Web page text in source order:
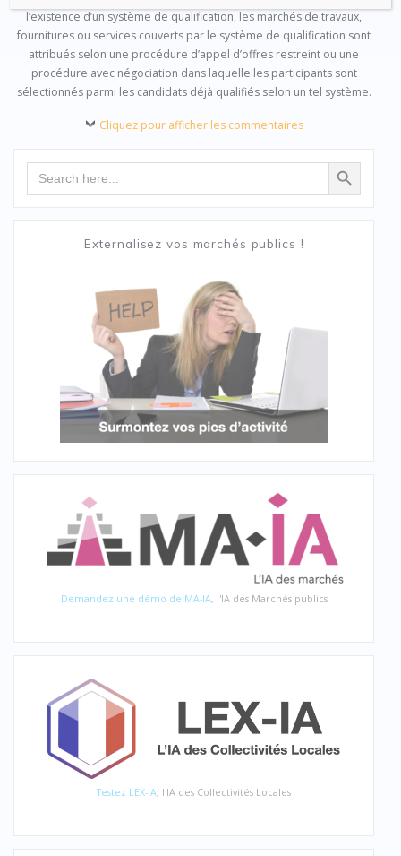
l’existence d’un système de qualification, les marchés de travaux,
fournitures ou services couverts par le système de qualification sont
attribués selon une procédure d’appel d’offres restreint ou une
procédure avec négociation dans laquelle les participants sont
sélectionnés parmi les candidats déjà qualifiés selon un tel système.
Cliquez pour afficher les commentaires
Search Search Button
Externalisez vos marchés publics !
Demandez une démo de MA-IA, l'IA des Marchés publics
Testez LEX-IA, l'IA des Collectivités Locales